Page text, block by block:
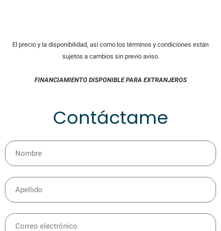
El precio y la disponibilidad, así como los términos y condiciones están
sujetos a cambios sin previo aviso.
FINANCIAMIENTO DISPONIBLE PARA EXTRANJEROS
Contáctame